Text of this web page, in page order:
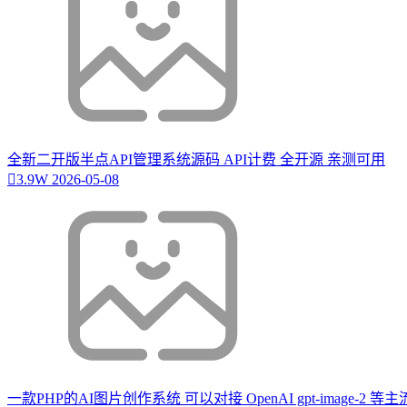
全新二开版半点API管理系统源码 API计费 全开源 亲测可用
3.9W 2026-05-08
一款PHP的AI图片创作系统 可以对接 OpenAI gpt-image-2 等主